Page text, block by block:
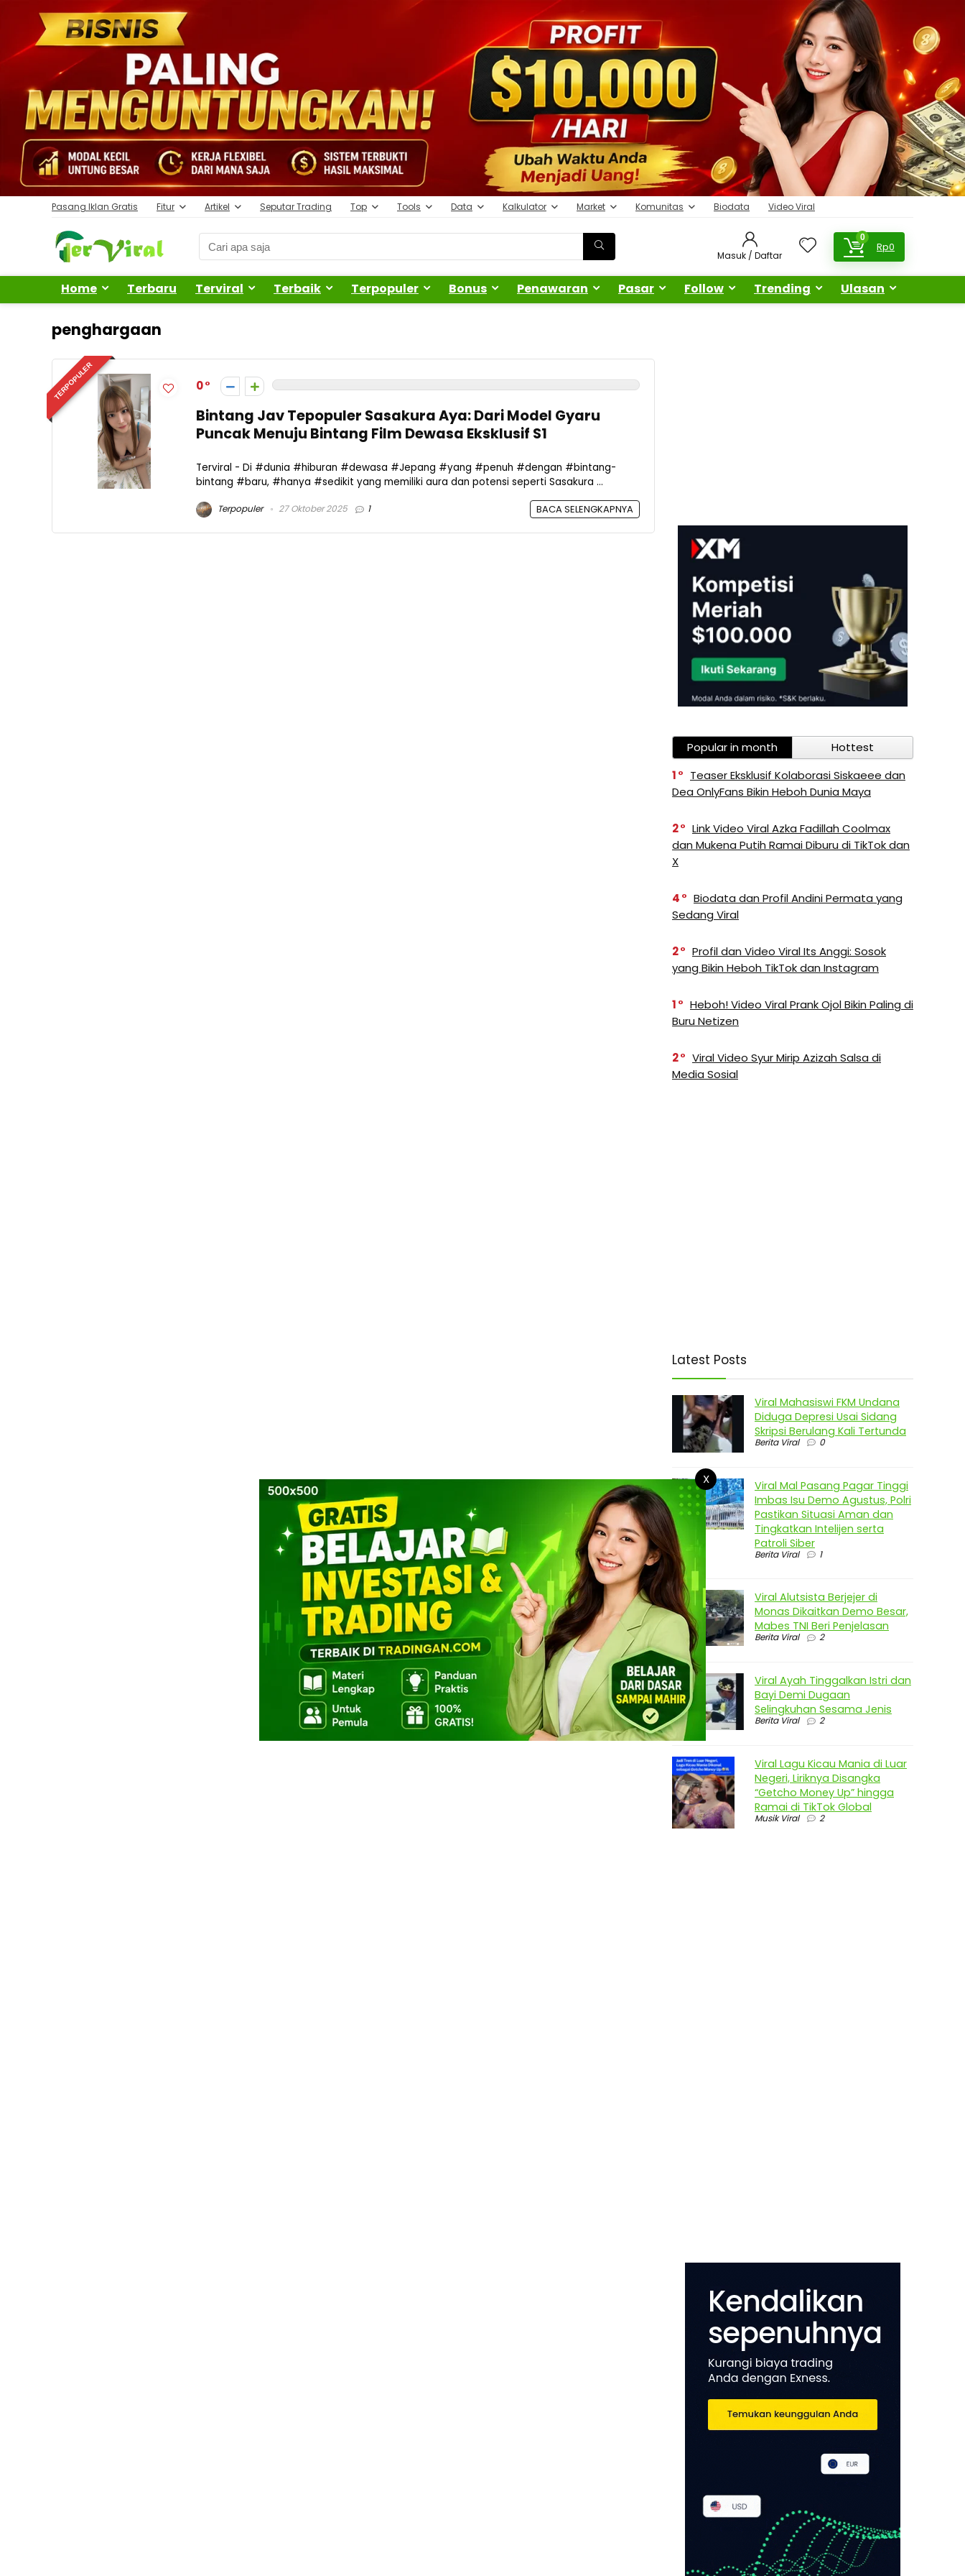
Pasang Iklan Gratis Fitur Artikel Seputar Trading Top Tools Data Kalkulator Market Komunitas Biodata Video Viral
Masuk / Daftar
0
Rp0
Home Terbaru Terviral Terbaik Terpopuler Bonus Penawaran Pasar Follow Trending Ulasan
penghargaan
TERPOPULER 0
Bintang Jav Tepopuler Sasakura Aya: Dari Model Gyaru
Puncak Menuju Bintang Film Dewasa Eksklusif S1
Terviral - Di #dunia #hiburan #dewasa #Jepang #yang #penuh #dengan #bintang-
bintang #baru, #hanya #sedikit yang memiliki aura dan potensi seperti Sasakura ...
Terpopuler 27 Oktober 2025 1 BACA SELENGKAPNYA
Popular in month
Hottest
1
Teaser Eksklusif Kolaborasi Siskaeee dan
Dea OnlyFans Bikin Heboh Dunia Maya
2
Link Video Viral Azka Fadillah Coolmax
dan Mukena Putih Ramai Diburu di TikTok dan
X
4
Biodata dan Profil Andini Permata yang
Sedang Viral
2
Profil dan Video Viral Its Anggi: Sosok
yang Bikin Heboh TikTok dan Instagram
1
Heboh! Video Viral Prank Ojol Bikin Paling di
Buru Netizen
2
Viral Video Syur Mirip Azizah Salsa di
Media Sosial
Latest Posts
Viral Mahasiswi FKM Undana
Diduga Depresi Usai Sidang
Skripsi Berulang Kali Tertunda
Berita Viral 0
Viral Mal Pasang Pagar Tinggi
Imbas Isu Demo Agustus, Polri
Pastikan Situasi Aman dan
Tingkatkan Intelijen serta
Patroli Siber
Berita Viral 1
Viral Alutsista Berjejer di
Monas Dikaitkan Demo Besar,
Mabes TNI Beri Penjelasan
Berita Viral 2
Viral Ayah Tinggalkan Istri dan
Bayi Demi Dugaan
Selingkuhan Sesama Jenis
Berita Viral 2
Viral Lagu Kicau Mania di Luar
Negeri, Liriknya Disangka
“Getcho Money Up” hingga
Ramai di TikTok Global
Musik Viral 2
X